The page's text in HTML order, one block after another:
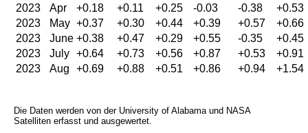
2023
Apr +0.18 +0.11 +0.25 -0.03 -0.38
+0.53
2023
May +0.37 +0.30 +0.44 +0.39 +0.57
+0.66
2023
June +0.38 +0.47 +0.29 +0.55 -0.35
+0.45
2023
July +0.64 +0.73 +0.56 +0.87 +0.53
+0.91
2023
Aug +0.69 +0.88 +0.51 +0.86 +0.94 +1.54
Die Daten werden von der University of Alabama und NASA
Satelliten erfasst und ausgewertet.